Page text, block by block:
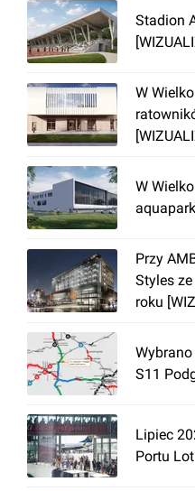
Stadion
W
W
Przy
Styles
roku
S11
Lipiec
Portu